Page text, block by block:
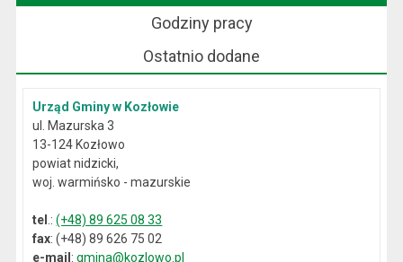
Godziny pracy
Ostatnio dodane
Urząd Gminy w Kozłowie
ul. Mazurska 3
13-124 Kozłowo
powiat nidzicki,
woj. warmińsko - mazurskie
tel .:(+48) 89 625 08 33
fax: (+48) 89 626 75 02
e-mail:gmina@kozlowo.pl